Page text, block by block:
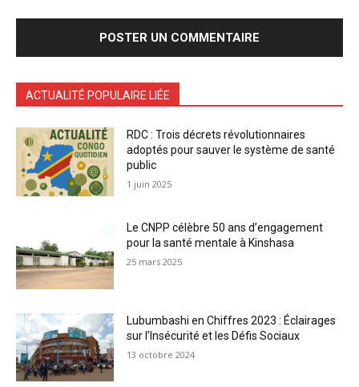
ACTUALITÉ POPULAIRE LIÉE
RDC : Trois décrets révolutionnaires
adoptés pour sauver le système de santé
public
1 juin 2025
Le CNPP célèbre 50 ans d’engagement
pour la santé mentale à Kinshasa
25 mars 2025
Lubumbashi en Chiffres 2023 : Éclairages
sur l’Insécurité et les Défis Sociaux
13 octobre 2024